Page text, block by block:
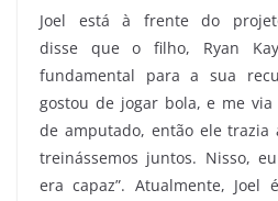
Joel está à frente do
disse que o filho, Ryan
fundamental para a sua
gostou de jogar bola, e me
de amputado, então ele trazia
treinássemos juntos. Nisso,
era capaz”. Atualmente,